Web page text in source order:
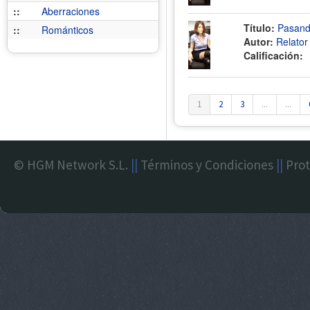
::
Aberraciones
::
Románticos Título:
Autor:
Calificación:
1 2 3 ... ...
© HGM Network S.L. || Términos y Condiciones ||